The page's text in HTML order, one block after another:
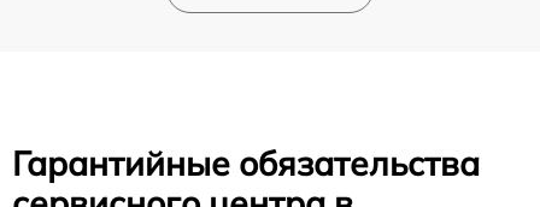
Гарантийные обязательства